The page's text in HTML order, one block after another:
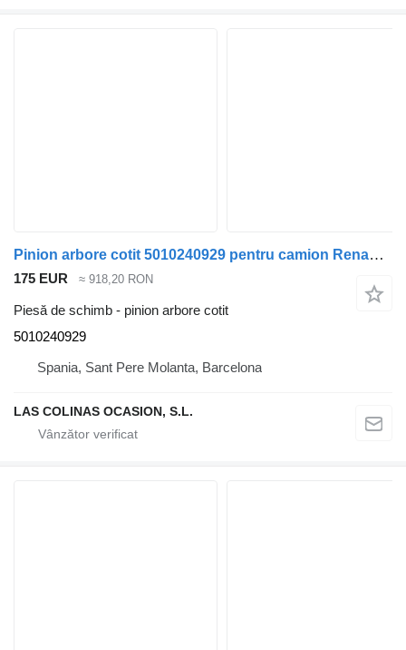
Pinion arbore cotit 5010240929 pentru camion Renault PREMIUM 420
175 EUR ≈ 918,20 RON
Piesă de schimb - pinion arbore cotit
5010240929
Spania, Sant Pere Molanta, Barcelona
LAS COLINAS OCASION, S.L.